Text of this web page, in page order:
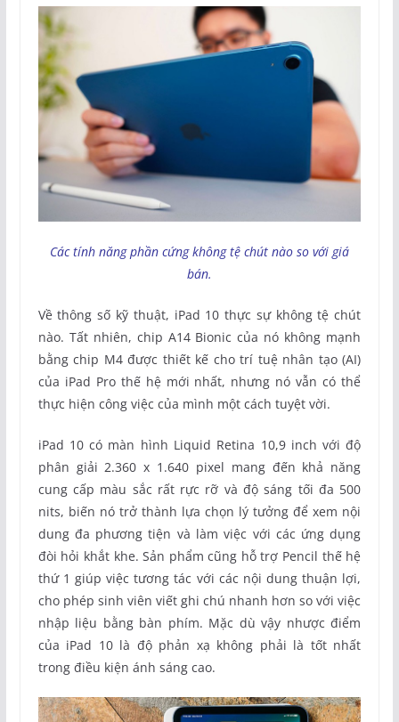
Các tính năng phần cứng không tệ chút nào so với giá
bán.
Về thông số kỹ thuật, iPad 10 thực sự không tệ chút
nào. Tất nhiên, chip A14 Bionic của nó không mạnh
bằng chip M4 được thiết kế cho trí tuệ nhân tạo (AI)
của iPad Pro thế hệ mới nhất, nhưng nó vẫn có thể
thực hiện công việc của mình một cách tuyệt vời.
iPad 10 có màn hình Liquid Retina 10,9 inch với độ
phân giải 2.360 x 1.640 pixel mang đến khả năng
cung cấp màu sắc rất rực rỡ và độ sáng tối đa 500
nits, biến nó trở thành lựa chọn lý tưởng để xem nội
dung đa phương tiện và làm việc với các ứng dụng
đòi hỏi khắt khe. Sản phẩm cũng hỗ trợ Pencil thế hệ
thứ 1 giúp việc tương tác với các nội dung thuận lợi,
cho phép sinh viên viết ghi chú nhanh hơn so với việc
nhập liệu bằng bàn phím. Mặc dù vậy nhược điểm
của iPad 10 là độ phản xạ không phải là tốt nhất
trong điều kiện ánh sáng cao.